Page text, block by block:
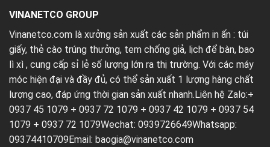
VINANETCO GROUP
Vinanetco.com là xưởng sản xuất các sản phẩm in ấn : túi
giấy, thẻ cào trúng thưởng, tem chống giả, lịch để bàn, bao
lì xì , cung cấp sỉ lẻ số lượng lớn ra thị trường. Với các máy
móc hiện đại và đầy đủ, có thể sản xuất 1 lượng hàng chất
lượng cao, đáp ứng thời gian sản xuất nhanh.Liên hệ Zalo:+
0937 45 1079 + 0937 72 1079 + 0937 42 1079 + 0937 54
1079 + 0937 72 1079Wechat: 0939726649Whatsapp:
09374410709Email: baogia@vinanetco.com